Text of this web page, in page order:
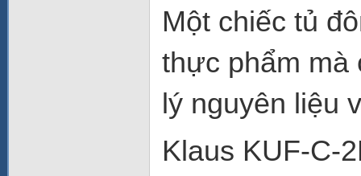
Một chiếc tủ
thực phẩm mà
lý nguyên liệu
Klaus KUF-C-